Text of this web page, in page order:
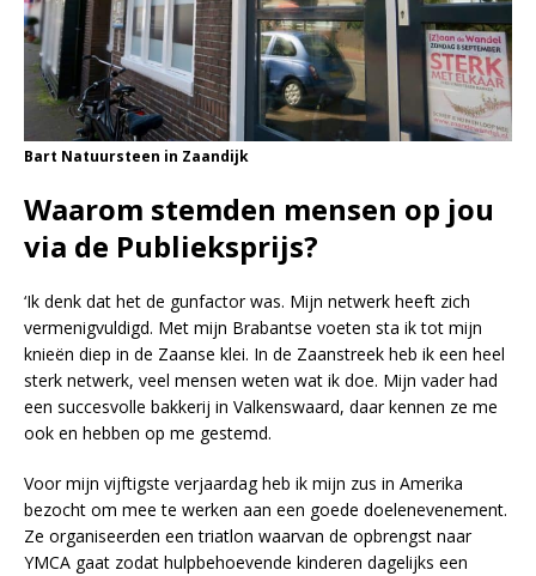
Bart Natuursteen in Zaandijk
Waarom stemden mensen op jou
via de Publieksprijs?
‘Ik denk dat het de gunfactor was. Mijn netwerk heeft zich
vermenigvuldigd. Met mijn Brabantse voeten sta ik tot mijn
knieën diep in de Zaanse klei. In de Zaanstreek heb ik een heel
sterk netwerk, veel mensen weten wat ik doe. Mijn vader had
een succesvolle bakkerij in Valkenswaard, daar kennen ze me
ook en hebben op me gestemd.
Voor mijn vijftigste verjaardag heb ik mijn zus in Amerika
bezocht om mee te werken aan een goede doelenevenement.
Ze organiseerden een triatlon waarvan de opbrengst naar
YMCA gaat zodat hulpbehoevende kinderen dagelijks een